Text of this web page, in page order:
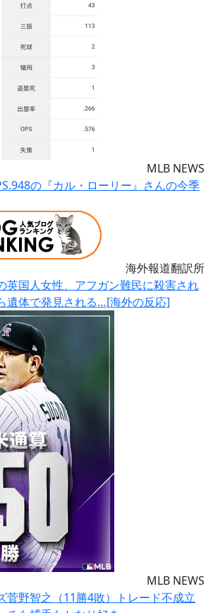
MLB NEWS
の『カル・ローリー』さんの今季
海外報道翻訳所
英国人女性、アフガン難民に殺害され
遺体で発見される…[海外の反応]
MLB NEWS
菅野智之（11勝4敗）トレード不成立